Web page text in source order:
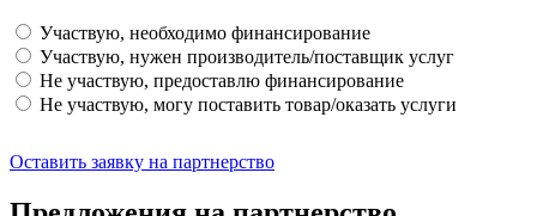
Участвую, необходимо финансирование
Участвую, нужен производитель/поставщик услуг
Не участвую, предоставлю финансирование
Не участвую, могу поставить товар/оказать услуги
Оставить заявку на партнерство